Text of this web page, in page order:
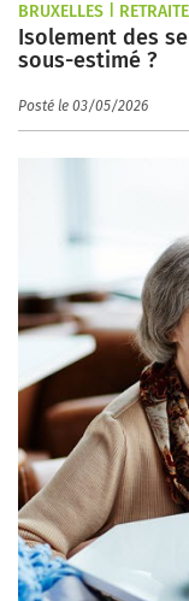
BRUXELLES |
Isolement des
sous-estimé ?
Posté le 03/05/2026